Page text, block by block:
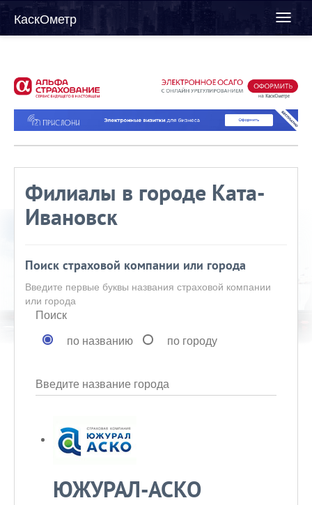
Toggle
КаскОметр
Филиалы в городе Ката-
Ивановск
Поиск страховой компании или города
Введите первые буквы названия страховой компании
или города
Поиск
по названию
по городу
Введите название города
ЮЖУРАЛ-АСКО